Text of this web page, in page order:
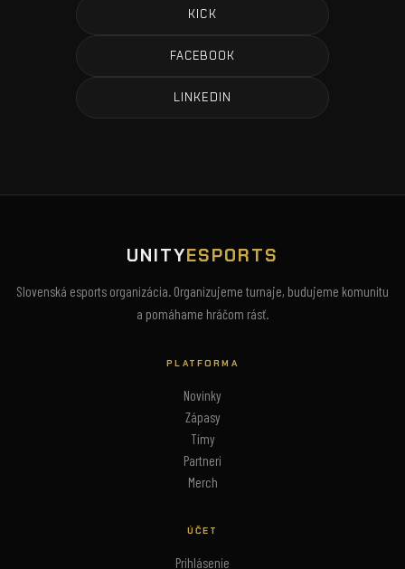
KICK
FACEBOOK
LINKEDIN
UNITYESPORTS
Slovenská esports organizácia. Organizujeme turnaje, budujeme komunitu
a pomáhame hráčom rásť.
PLATFORMA
Novinky
Zápasy
Tímy
Partneri
Merch
ÚČET
Prihlásenie